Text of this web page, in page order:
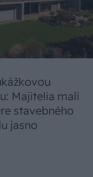
Majitelia mali
stavebného
jasno